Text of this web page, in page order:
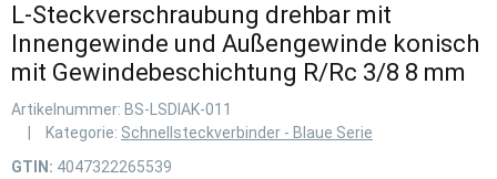
L-Steckverschraubung drehbar mit
Innengewinde und Außengewinde konisch
mit Gewindebeschichtung R/Rc 3/8 8 mm
Artikelnummer: BS-LSDIAK-011
Kategorie: Schnellsteckverbinder - Blaue Serie
GTIN: 4047322265539